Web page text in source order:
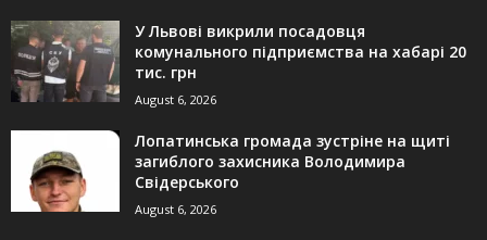
У Львові викрили посадовця
комунального підприємства на хабарі 20
тис. грн
August 6, 2026
Лопатинська громада зустріне на щиті
загиблого захисника Володимира
Свідерського
August 6, 2026